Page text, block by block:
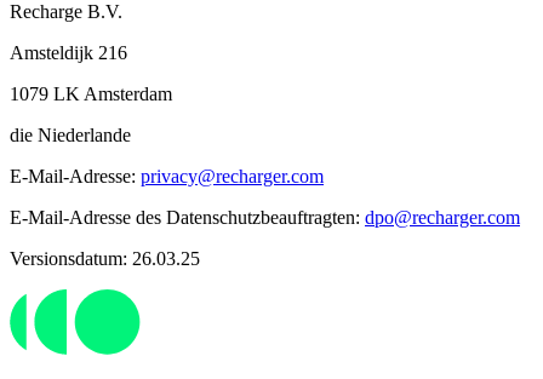
Recharge B.V.
Amsteldijk 216
1079 LK Amsterdam
die Niederlande
E-Mail-Adresse: privacy@recharger.com
E-Mail-Adresse des Datenschutzbeauftragten: dpo@recharger.com
Versionsdatum: 26.03.25